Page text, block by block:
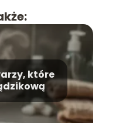
które